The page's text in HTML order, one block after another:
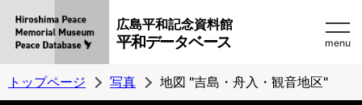
広島平和記念資料館
平和データベース menu
トップページ 写真 地図 "吉島・舟入・観音地区"